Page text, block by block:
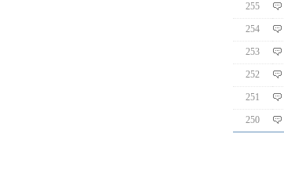
255
254
253
252
251
250